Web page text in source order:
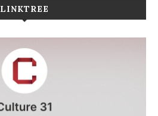
LINKTREE